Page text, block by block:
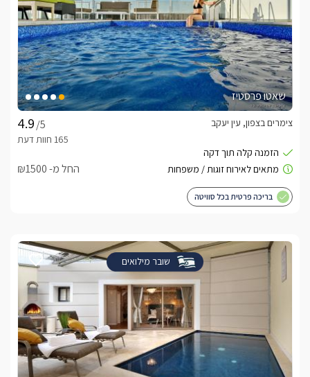
שאטו פרסטיז
/5
צימרים בצפון, עין יעקב
החל מ- ₪1500
בריכה פרטית בכל סוויטה
שובר מילואים